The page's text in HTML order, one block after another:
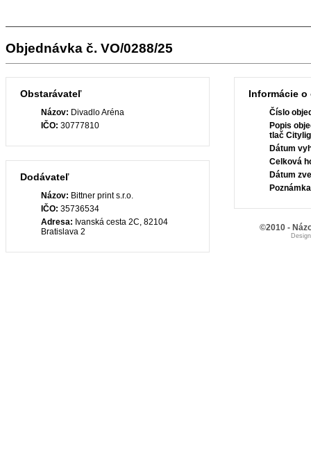
Objednávka č. VO/0288/25
Obstarávateľ
Názov: Divadlo Aréna
IČO: 30777810
Dodávateľ
Názov: Bittner print s.r.o.
IČO: 35736534
Adresa: Ivanská cesta 2C, 82104
Bratislava 2
Informácie
Číslo
Popis
tlač
Dátum
Celková
Dátum
©2010 -